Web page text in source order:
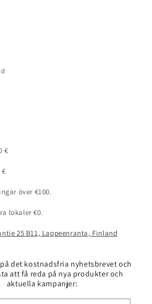
€
över €100.
lokaler €0.
25 B11, Lappeenranta, Finland
det kostnadsfria nyhetsbrevet och
att få reda på nya produkter och
aktuella kampanjer: